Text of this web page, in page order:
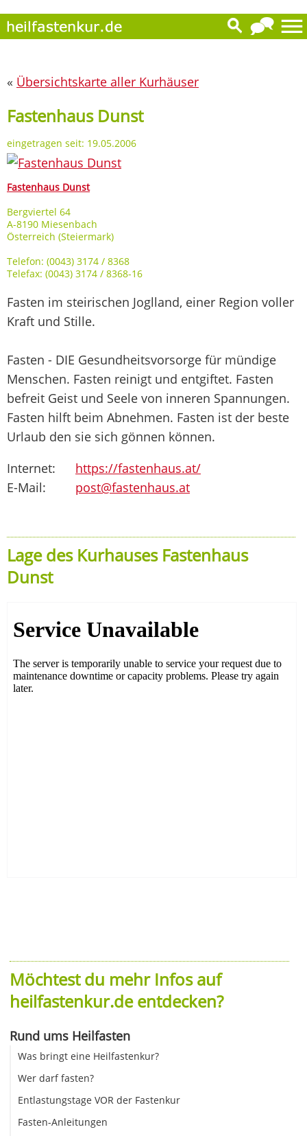
« Übersichtskarte aller Kurhäuser
Fastenhaus Dunst
eingetragen seit: 19.05.2006
Fastenhaus Dunst
Bergviertel 64
A-8190 Miesenbach
Österreich (Steiermark)
Telefon: (0043) 3174 / 8368
Telefax: (0043) 3174 / 8368-16
Fasten im steirischen Joglland, einer Region voller
Kraft und Stille.
Fasten - DIE Gesundheitsvorsorge für mündige
Menschen. Fasten reinigt und entgiftet. Fasten
befreit Geist und Seele von inneren Spannungen.
Fasten hilft beim Abnehmen. Fasten ist der beste
Urlaub den sie sich gönnen können.
Internet:
https://fastenhaus.at/
E-Mail:
post@fastenhaus.at
Lage des Kurhauses Fastenhaus
Dunst
Möchtest du mehr Infos auf
heilfastenkur.de entdecken?
Rund ums Heilfasten
Was bringt eine Heilfastenkur?
Wer darf fasten?
Entlastungstage VOR der Fastenkur
Fasten-Anleitungen